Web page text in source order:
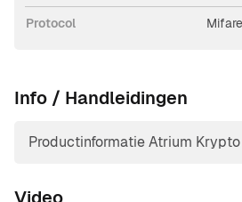
Protocol
Info / Handleidingen
Productinformatie Atrium Krypto